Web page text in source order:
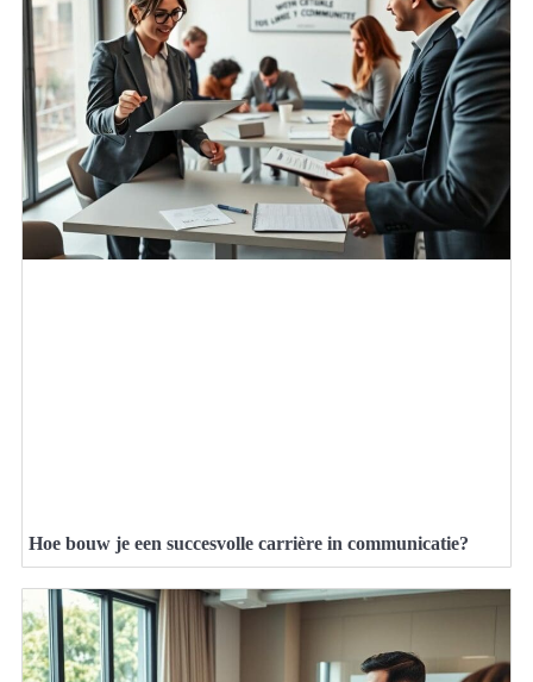
Hoe bouw je een succesvolle carrière in communicatie?